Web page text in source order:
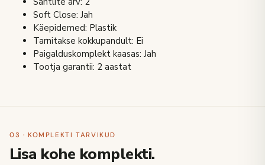
Soft Close: Jah
Käepidemed: Plastik
Tarnitakse kokkupandult: Ei
Paigalduskomplekt kaasas: Jah
Tootja garantii: 2 aastat
03 · KOMPLEKTI TARVIKUD
Lisa kohe komplekti.